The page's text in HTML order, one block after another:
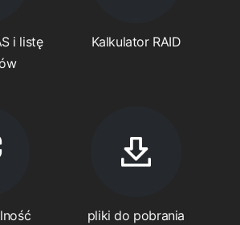
i listę
Kalkulator RAID
pliki do pobrania